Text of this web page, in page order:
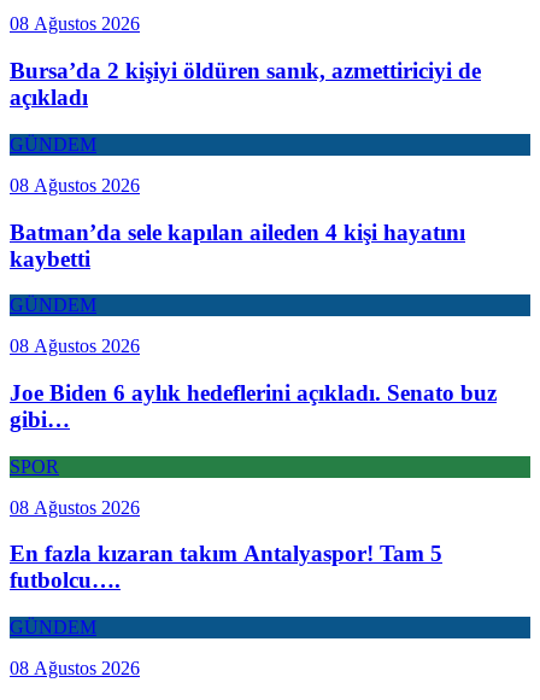
08 Ağustos 2026
Bursa’da 2 kişiyi öldüren sanık, azmettiriciyi de
açıkladı
GÜNDEM
08 Ağustos 2026
Batman’da sele kapılan aileden 4 kişi hayatını
kaybetti
GÜNDEM
08 Ağustos 2026
Joe Biden 6 aylık hedeflerini açıkladı. Senato buz
gibi…
SPOR
08 Ağustos 2026
En fazla kızaran takım Antalyaspor! Tam 5
futbolcu….
GÜNDEM
08 Ağustos 2026